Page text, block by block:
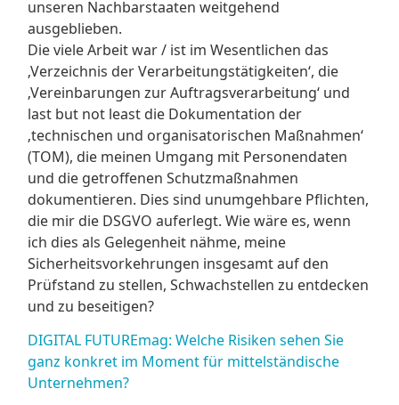
unseren Nachbarstaaten weitgehend
ausgeblieben.
Die viele Arbeit war / ist im Wesentlichen das
‚Verzeichnis der Verarbeitungstätigkeiten‘, die
‚Vereinbarungen zur Auftragsverarbeitung‘ und
last but not least die Dokumentation der
‚technischen und organisatorischen Maßnahmen‘
(TOM), die meinen Umgang mit Personendaten
und die getroffenen Schutzmaßnahmen
dokumentieren. Dies sind unumgehbare Pflichten,
die mir die DSGVO auferlegt. Wie wäre es, wenn
ich dies als Gelegenheit nähme, meine
Sicherheitsvorkehrungen insgesamt auf den
Prüfstand zu stellen, Schwachstellen zu entdecken
und zu beseitigen?
DIGITAL FUTUREmag: Welche Risiken sehen Sie
ganz konkret im Moment für mittelständische
Unternehmen?